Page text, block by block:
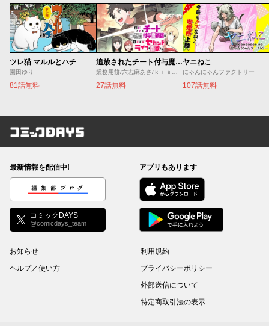
ツレ猫 マルルとハチ
園田ゆり
81話無料
追放されたチート付与魔術師は気ままなセカンドライフを謳歌する。 ～俺は武器だけじゃなく、あらゆるものに『強化ポイント』を付与できるし、俺の意思でいつでも効果を解除できるけど、残った人たち大丈夫？～
27話無料
ヤニねこ
にゃんにゃんファクトリー
107話無料
コミックDAYS
最新情報を配信中!
編集部ブログ
コミックDAYS
@comicdays_team
アプリもあります
お知らせ
ヘルプ／使い方
利用規約
プライバシーポリシー
外部送信について
特定商取引法の表示